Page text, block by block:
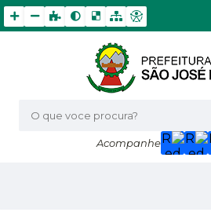
O que voce procura?
Acompanhe